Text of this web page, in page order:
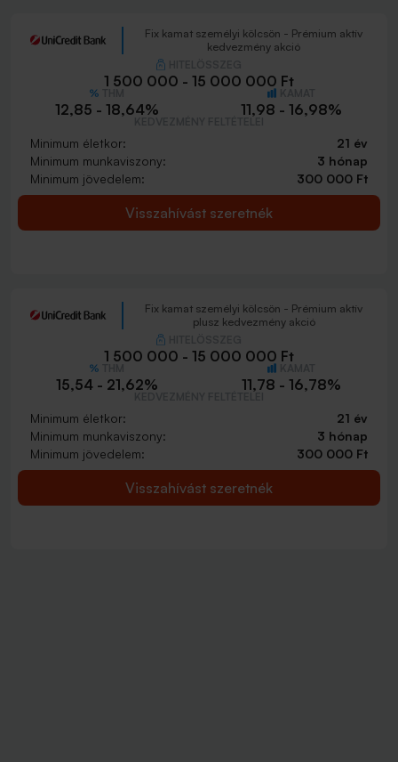
Fix kamat személyi kölcsön - Prémium aktív
kedvezmény akció
1 500 000 - 15 000 000 Ft
12,85 - 18,64% 11,98 - 16,98%
Minimum életkor:
21 év
Minimum munkaviszony:
3 hónap
Minimum jövedelem:
300 000 Ft
Visszahívást szeretnék
Fix kamat személyi kölcsön - Prémium aktív
plusz kedvezmény akció
1 500 000 - 15 000 000 Ft
15,54 - 21,62% 11,78 - 16,78%
Minimum életkor:
21 év
Minimum munkaviszony:
3 hónap
Minimum jövedelem:
300 000 Ft
Visszahívást szeretnék